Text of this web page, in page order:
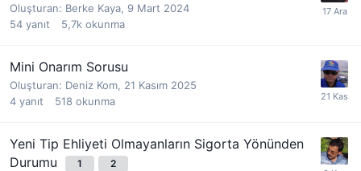
Oluşturan: Berke Kaya, 9 Mart 2024
54 yanıt 5,7k okunma
Mini Onarım Sorusu
Oluşturan: Deniz Kom, 21 Kasım 2025
4 yanıt 518 okunma
Yeni Tip Ehliyeti Olmayanların Sigorta Yönünden
Durumu
1 2